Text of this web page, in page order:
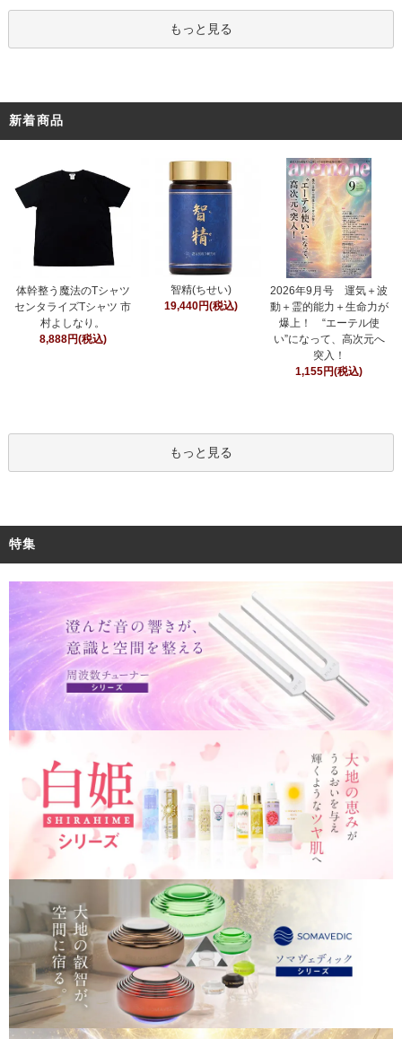
もっと見る
新着商品
体幹整う魔法のTシャツ
センタライズTシャツ 市
村よしなり。
8,888円(税込)
智精(ちせい)
19,440円(税込)
2026年9月号 運気＋波
動＋霊的能力＋生命力が
爆上！ “エーテル使
い”になって、高次元へ
突入！
1,155円(税込)
もっと見る
特集